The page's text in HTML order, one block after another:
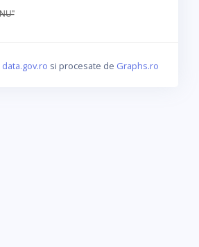
data.gov.ro si procesate de Graphs.ro